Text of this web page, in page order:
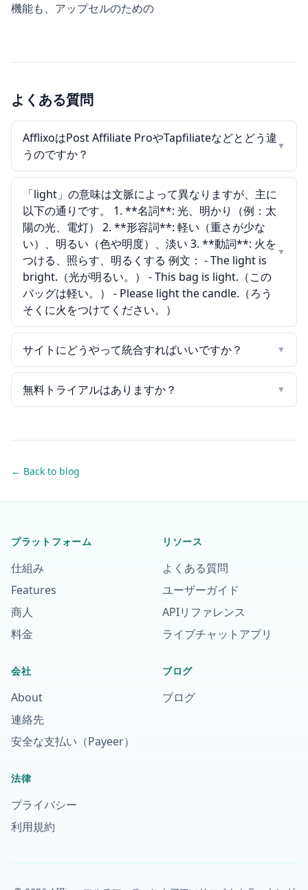
機能も、アップセルのための
よくある質問
AfflixoはPost Affiliate ProやTapfiliateなどとどう違
うのですか？
▼
「light」の意味は文脈によって異なりますが、主に
以下の通りです。 1. **名詞**: 光、明かり（例：太
陽の光、電灯） 2. **形容詞**: 軽い（重さが少な
い）、明るい（色や明度）、淡い 3. **動詞**: 火を
つける、照らす、明るくする 例文： - The light is
bright.（光が明るい。） - This bag is light.（この
バッグは軽い。） - Please light the candle.（ろう
そくに火をつけてください。）
▼
サイトにどうやって統合すればいいですか？ ▼
無料トライアルはありますか？ ▼
← Back to blog
プラットフォーム
仕組み
Features
商人
料金
リソース
よくある質問
ユーザーガイド
APIリファレンス
ライブチャットアプリ
会社
About
連絡先
安全な支払い（Payeer）
ブログ
ブログ
法律
プライバシー
利用規約